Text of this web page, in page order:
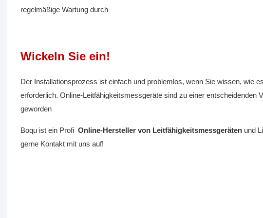
regelmäßige Wartung durch
Wickeln Sie ein!
Der Installationsprozess ist einfach und problemlos, wenn Sie wissen, wie
erforderlich. Online-Leitfähigkeitsmessgeräte sind zu einer entscheidenden
geworden
Boqu ist ein Profi Online-Hersteller von Leitfähigkeitsmessgeräten und
gerne Kontakt mit uns auf!